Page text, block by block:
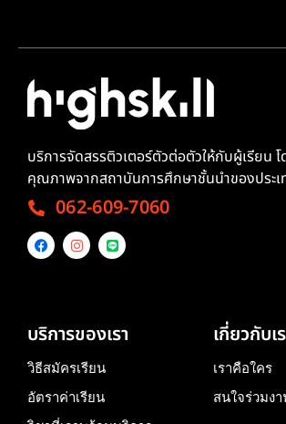
บริการจัดสรรติวเตอร์ตัวต่อตัวให้กับผู้เรียน
คุณภาพจากสถาบันการศึกษาชั้นนำของประเ
062-609-7060
บริการของเรา
วิธีสมัครเรียน
อัตราค่าเรียน
เกี่ยวกับเ
เราคือใคร
สนใจร่วมงา